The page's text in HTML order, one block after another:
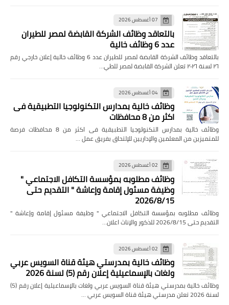
07 أغسطس 2026
بالتعاقد وظائف الشركة القابضة لمصر للطيران
عدد 6 وظائف خالية
بالتعاقد وظائف الشركة القابضة لمصر للطيران عدد 6 وظائف خالية إعلان خارجي رقم
٢٦ لسنة ٢٠٢٦ تعلن الشركة القابضة لمصر للطي…
04 أغسطس 2026
وظائف خالية بمدارس التكنولوجيا التطبيقية فى
اكثر من 8 محافظات
وظائف خالية بمدارس التكنولوجيا التطبيقية فى اكثر من 8 محافظات فرصة
للمتميزين من المعلمين والإداريين للإلتحاق بفريق عمل …
02 أغسطس 2026
وظائف مطلوبه بمؤسسة التكافل الاجتماعي "
وظيفة مسئول إقامة وإعاشة " التقديم حتى
2026/8/15
وظائف مطلوبه بمؤسسة التكافل الاجتماعي " وظيفة مسئول إقامة وإعاشة "
التقديم حتى 2026/8/15 للذكور والإناث اعلان…
02 أغسطس 2026
وظائف خالية بمدرستي هيئة قناة السويس عربي
ولغات بالإسماعيلية إعلان رقم (5) لسنة 2026
وظائف خالية بمدرستي هيئة قناة السويس عربي ولغات بالإسماعيلية إعلان رقم (5)
لسنة 2026 تعلن مدرستي هيئة قناة السويس عربي …